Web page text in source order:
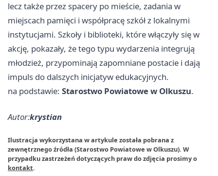
lecz także przez spacery po mieście, zadania w
miejscach pamięci i współpracę szkół z lokalnymi
instytucjami. Szkoły i biblioteki, które włączyły się w
akcję, pokazały, że tego typu wydarzenia integrują
młodzież, przypominają zapomniane postacie i dają
impuls do dalszych inicjatyw edukacyjnych.
na podstawie: Starostwo Powiatowe w Olkuszu.
Autor:krystian
Ilustracja wykorzystana w artykule została pobrana z
zewnętrznego źródła (Starostwo Powiatowe w Olkuszu). W
przypadku zastrzeżeń dotyczących praw do zdjęcia prosimy o
kontakt.